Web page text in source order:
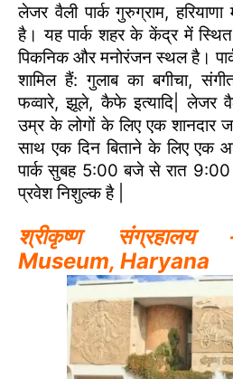
लेजर वैली पार्क गुरुग्राम,
है। यह पार्क शहर के केंद्र में
पिकनिक और मनोरंजन स्थल है।
शामिल हैं: गुलाब का बगीचा,
फव्वारे, झूले, कैफे इत्यादि| लेजर
उम्र के लोगों के लिए एक शानदार
साथ एक दिन बिताने के लिए एक
पार्क सुबह 5:00 बजे से रात
प्रवेश निशुल्क है |
श्रीकृष्ण
Museum, Haryana